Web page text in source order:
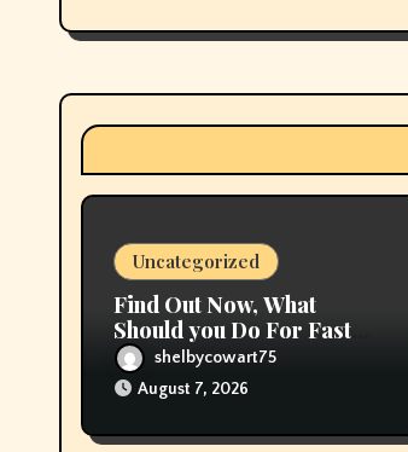
i
Uncategorized
Find Out Now, What
Should you Do For Fast
Royal Vape Disposable?
shelbycowart75
August 7, 2026